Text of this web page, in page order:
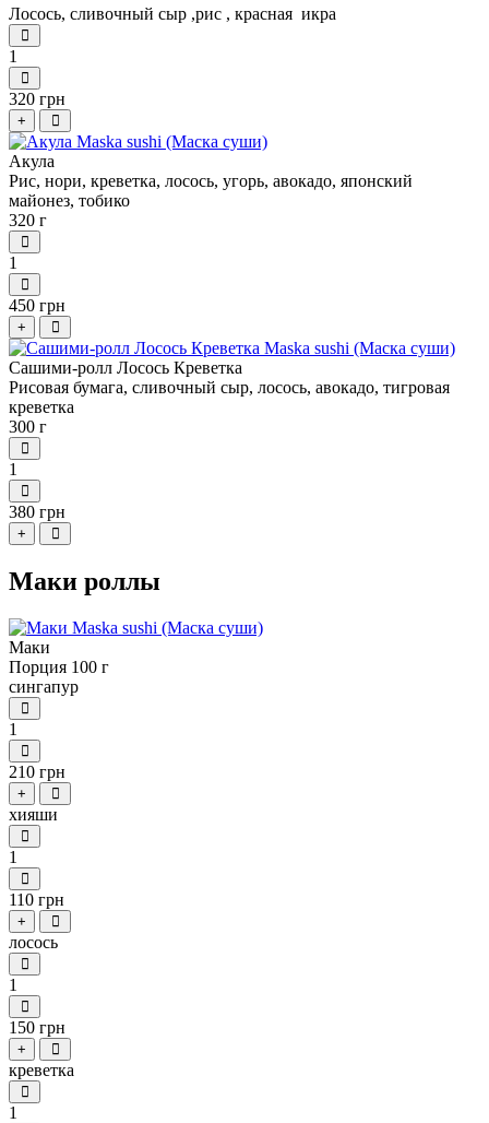
Лосось, сливочный сыр ,рис , красная икра
1
320 грн
+
Акула
Рис, нори, креветка, лосось, угорь, авокадо, японский
майонез, тобико
320 г
1
450 грн
+
Сашими-ролл Лосось Креветка
Рисовая бумага, сливочный сыр, лосось, авокадо, тигровая
креветка
300 г
1
380 грн
+
Маки роллы
Маки
Порция 100 г
сингапур
1
210 грн
+
хияши
1
110 грн
+
лосось
1
150 грн
+
креветка
1